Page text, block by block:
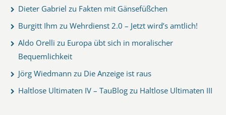
Dieter Gabriel zu Fakten mit Gänsefüßchen
Burgitt Ihm zu Wehrdienst 2.0 – Jetzt wird’s amtlich!
Aldo Orelli zu Europa übt sich in moralischer
Bequemlichkeit
Jörg Wiedmann zu Die Anzeige ist raus
Haltlose Ultimaten IV – TauBlog zu Haltlose Ultimaten III